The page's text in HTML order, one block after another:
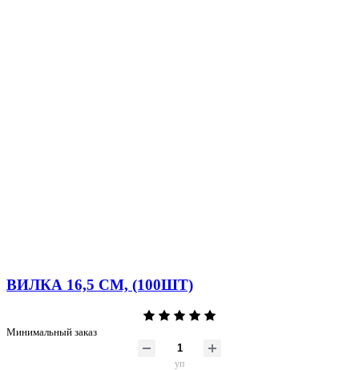
ВИЛКА 16,5 СМ, (100ШТ)
Минимальный заказ
уп